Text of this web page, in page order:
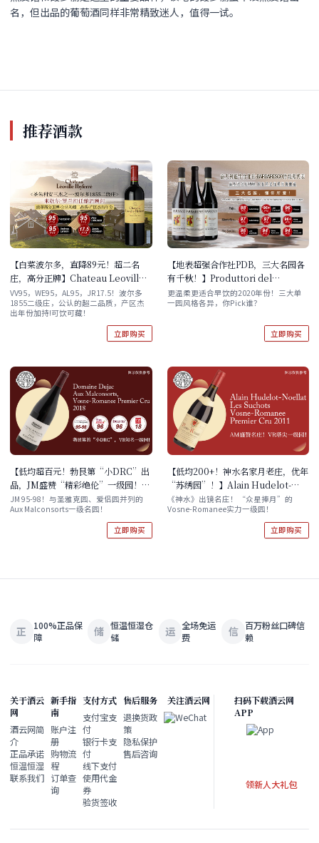
名，但出品的葡萄酒同样非常精致迷人，值得一试。
推荐酒款
【白菜波尔多，直降89元！超二名
庄，高分正牌】Chateau Leoville
Poyferre 2012 单支/六支木箱
VV95，WE95，AL95，JR17.5！波尔多
1855二级庄，公认的超二品质，产区杰
出年份加持!可饮可藏！
立即购买
【地表超强合作社PDB，三大名园各
有千秋！】Produttori del
Barbaresco Paje / Montefico /
Rio Sordo Barbaresco Riserva
更温柔更适合早饮的2020年份！三大单
一园风格各异，你Pick谁？
立即购买
【低均超百元！勃艮第“小DRC”出
品，JM盛赞“精彩绝伦”一级园！】
Domaine Dujac Aux
Malconsorts, Vosne-Romanee
JM 95-98！与圣雅克园、爱侣园并列的
Aux Malconsorts一级名园！
立即购买
【低均200+！神水名家月老庄，优年
“苏绣园”！】Alain Hudelot-
Noellat Les Suchots Vosne-
《神水》出镜名庄！“众星捧月”的
Vosne-Romanee实力一级园！
立即购买
正
100%正品保
障
储 恒温恒湿仓
储
运 全场免运
费
信 百万粉丝口碑信
赖
关于酒云
网
酒云网简
介
正品承诺
恒温恒湿
联系我们
新手指
南
账户注
册
购物流
程
订单查
询
支付方式
支付宝支
付
银行卡支
付
线下支付
使用代金
券
验货签收
售后服务
退换货政
策
隐私保护
售后咨询
关注酒云网
扫码下载酒云网
APP
领新人大礼包